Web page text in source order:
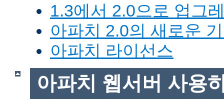
1.3에서 2.0으로 업그
아파치 2.0의 새로운
아파치 라이선스
아파치 웹서버 사용